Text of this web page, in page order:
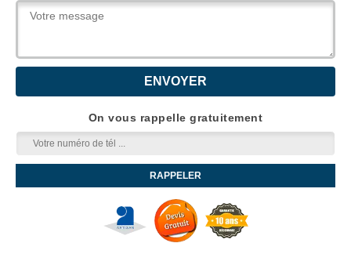
On vous rappelle gratuitement